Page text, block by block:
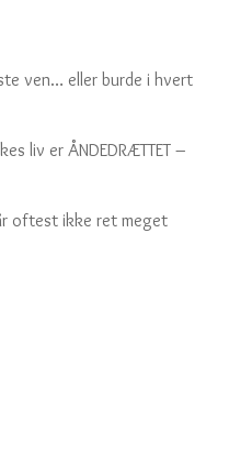
ven… eller burde i hvert
liv er ÅNDEDRÆTTET –
oftest ikke ret meget